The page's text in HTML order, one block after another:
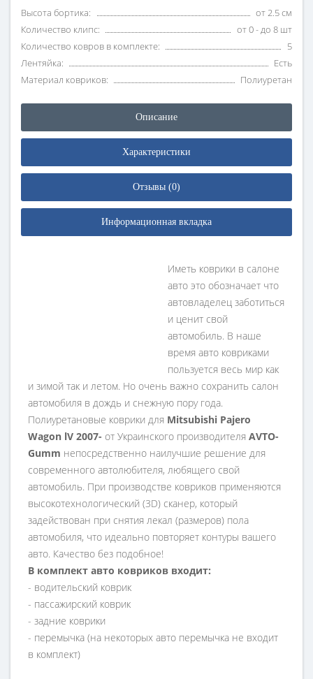
Высота бортика:
от 2.5 см
Количество клипс:
от 0 - до 8 шт
Количество ковров в комплекте:
5
Лентяйка:
Есть
Материал ковриков:
Полиуретан
Описание
Характеристики
Отзывы (0)
Информационная вкладка
Иметь коврики в салоне
авто это обозначает что
автовладелец заботиться
и ценит свой
автомобиль. В наше
время авто ковриками
пользуется весь мир как
и зимой так и летом. Но очень важно сохранить салон
автомобиля в дождь и снежную пору года.
Полиуретановые коврики для Mitsubishi Pajero
Wagon lV 2007- от Украинского производителя AVTO-
Gumm непосредственно наилучшие решение для
современного автолюбителя, любящего свой
автомобиль. При производстве ковриков применяются
высокотехнологический (3D) сканер, который
задействован при снятия лекал (размеров) пола
автомобиля, что идеально повторяет контуры вашего
авто. Качество без подобное!
В комплект авто ковриков входит:
- водительский коврик
- пассажирский коврик
- задние коврики
- перемычка (на некоторых авто перемычка не входит
в комплект)